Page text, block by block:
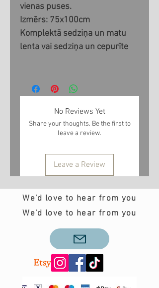
vienas puses.
Izmērs: 75x100cm
Komplektā sedziņa un matu
lenta vai sedziņa un cepurīte
No Reviews Yet
Share your thoughts. Be the first to
leave a review.
Leave a Review
We'd love to hear from you
We'd love to hear from you